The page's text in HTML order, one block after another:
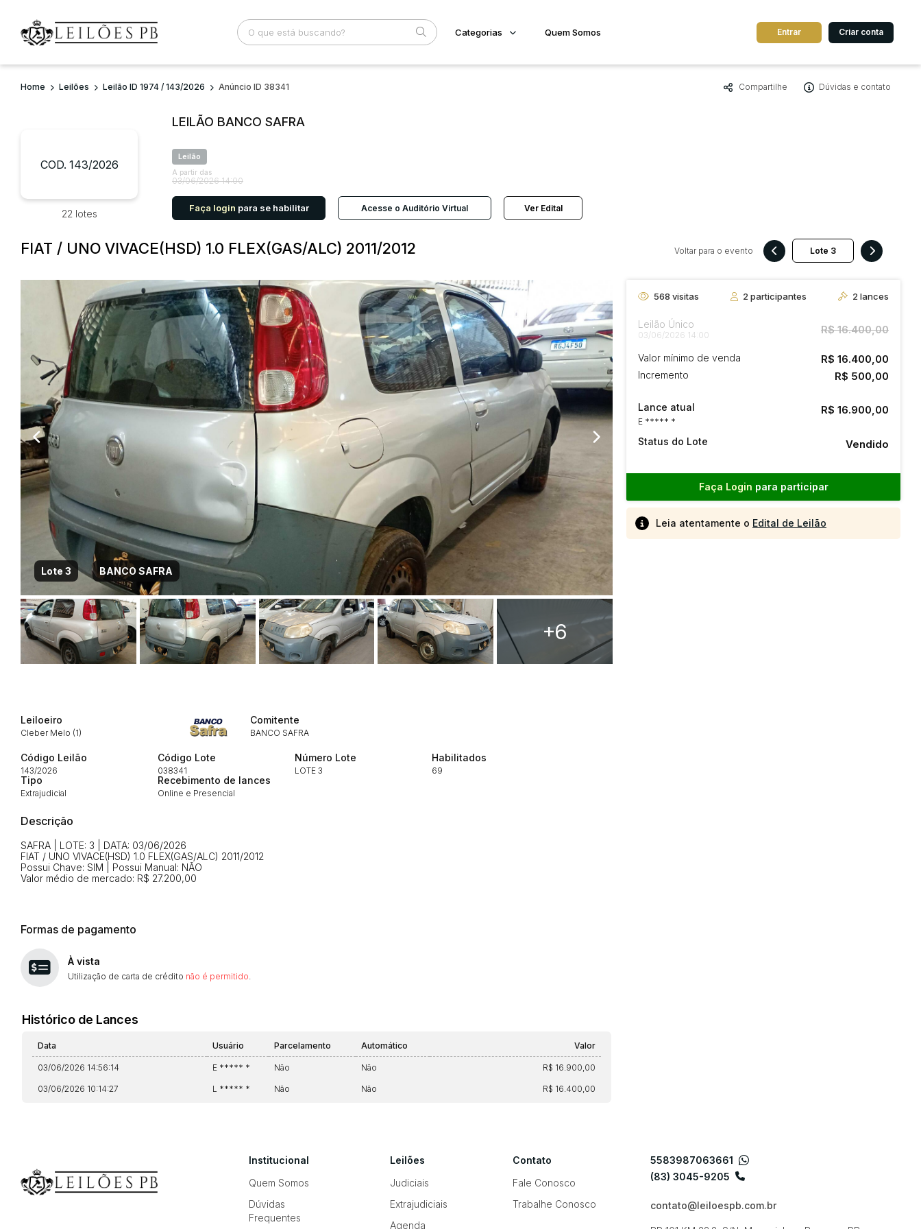
Busca por palavra-chave Categoria Cidade
Categorias Quem Somos Entrar Criar conta
Home Leilões Leilão ID 1974 / 143/2026 Anúncio ID 38341 Compartilhe Dúvidas e contato
COD. 143/2026
22 lotes
LEILÃO BANCO SAFRA
Leilão
A partir das
03/06/2026 14:00
Faça login para se habilitar Acesse o Auditório Virtual Ver Edital
FIAT / UNO VIVACE(HSD) 1.0 FLEX(GAS/ALC) 2011/2012 Voltar para o evento
Lote 3 BANCO SAFRA
+6
568 visitas 2 participantes 2 lances
Leilão Único
03/06/2026 14:00 R$ 16.400,00
Valor mínimo de venda R$ 16.400,00
Incremento R$ 500,00
Lance atual
E ***** *
R$ 16.900,00
Status do Lote Vendido
Faça Login para participar
Leia atentamente o Edital de Leilão
Leiloeiro
Cleber Melo (1)
Comitente
BANCO SAFRA
Código Leilão
143/2026
Código Lote
038341
Número Lote
LOTE 3
Habilitados
69
Tipo
Extrajudicial
Recebimento de lances
Online e Presencial
Descrição
SAFRA | LOTE: 3 | DATA: 03/06/2026
FIAT / UNO VIVACE(HSD) 1.0 FLEX(GAS/ALC) 2011/2012
Possui Chave: SIM | Possui Manual: NÃO
Valor médio de mercado: R$ 27.200,00
Formas de pagamento
À vista
Utilização de carta de crédito não é permitido
Histórico de Lances
Data Usuário Parcelamento Automático Valor
03/06/2026 14:56:14 E ***** * Não Não R$ 16.900,00
03/06/2026 10:14:27 L ***** * Não Não R$ 16.400,00
Envie sua Proposta
14/04/2025 18:43:11
Habilite-se para efetuar lances ou propostas
Institucional
Quem Somos
Dúvidas
Frequentes
Leilões
Judiciais
Extrajudiciais
Agenda
Contato
Fale Conosco
Trabalhe Conosco
5583987063661
(83) 3045-9205
contato@leiloespb.com.br